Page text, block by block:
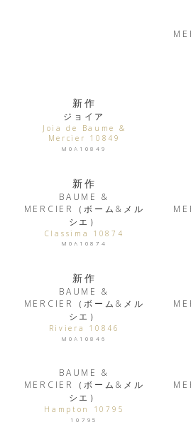
新作
ジョイア
Joia de Baume &
Mercier 10849
M0A10849
新作
BAUME &
MERCIER（ボーム&メル
シエ）
Classima 10874
M0A10874
新作
BAUME &
MERCIER（ボーム&メル
シエ）
Riviera 10846
M0A10846
BAUME &
MERCIER（ボーム&メル
シエ）
Hampton 10795
10795